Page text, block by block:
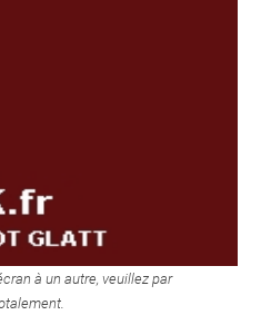
à un autre, veuillez par